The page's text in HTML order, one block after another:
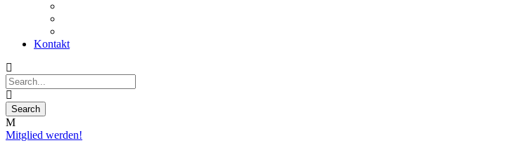
Kontakt
Mitglied werden!